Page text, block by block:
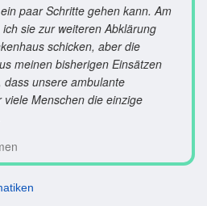
paar Schritte gehen kann. Am
sie zur weiteren Abklärung
schicken, aber die
meinen bisherigen Einsätzen
dass unsere ambulante
viele Menschen die einzige